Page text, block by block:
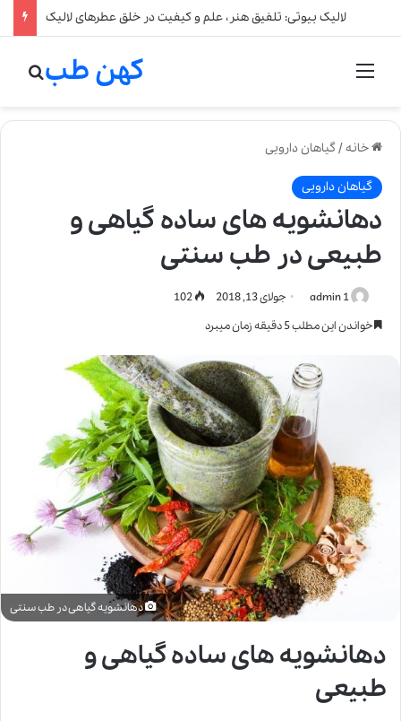
لالیک بیوتی: تلفیق هنر، علم و کیفیت در خلق عطرهای لالیک
منو کهن طب
خانه/ گیاهان دارویی
گیاهان دارویی
دهانشویه های ساده گیاهی و
طبیعی در طب سنتی
admin 1 جولای 13, 2018
خواندن این مطلب 5 دقیقه زمان میبرد
دهانشویه گیاهی در طب سنتی
دهانشویه های ساده گیاهی و
طبیعی